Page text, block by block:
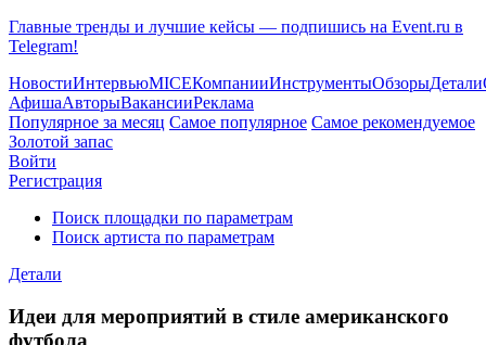
Главные тренды и лучшие кейсы — подпишись на Event.ru в
Telegram!
НовостиИнтервьюMICEКомпанииИнструментыОбзорыДетали
АфишаАвторыВакансииРеклама
Популярное за месяц Самое популярное Самое рекомендуемое
Золотой запас
Войти
Регистрация
Поиск площадки по параметрам
Поиск артиста по параметрам
Детали
Идеи для мероприятий в стиле американского
футбола